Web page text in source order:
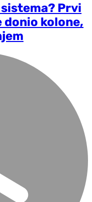
Prvi
kolone,